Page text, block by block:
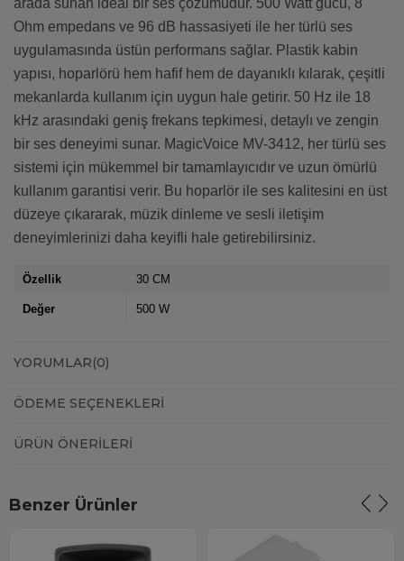
arada sunan ideal bir ses çözümüdür. 500 Watt gücü, 8
Ohm empedans ve 96 dB hassasiyeti ile her türlü ses
uygulamasında üstün performans sağlar. Plastik kabin
yapısı, hoparlörü hem hafif hem de dayanıklı kılarak, çeşitli
mekanlarda kullanım için uygun hale getirir. 50 Hz ile 18
kHz arasındaki geniş frekans tepkimesi, detaylı ve zengin
bir ses deneyimi sunar. MagicVoice MV-3412, her türlü ses
sistemi için mükemmel bir tamamlayıcıdır ve uzun ömürlü
kullanım garantisi verir. Bu hoparlör ile ses kalitesini en üst
düzeye çıkararak, müzik dinleme ve sesli iletişim
deneyimlerinizi daha keyifli hale getirebilirsiniz.
Özellik 30 CM
Değer 500 W
YORUMLAR(0)
ÖDEME SEÇENEKLERI
ÜRÜN ÖNERILERI
Benzer Ürünler